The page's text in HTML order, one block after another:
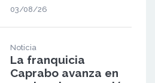
03/08/26
Noticia
La franquicia
Caprabo avanza en